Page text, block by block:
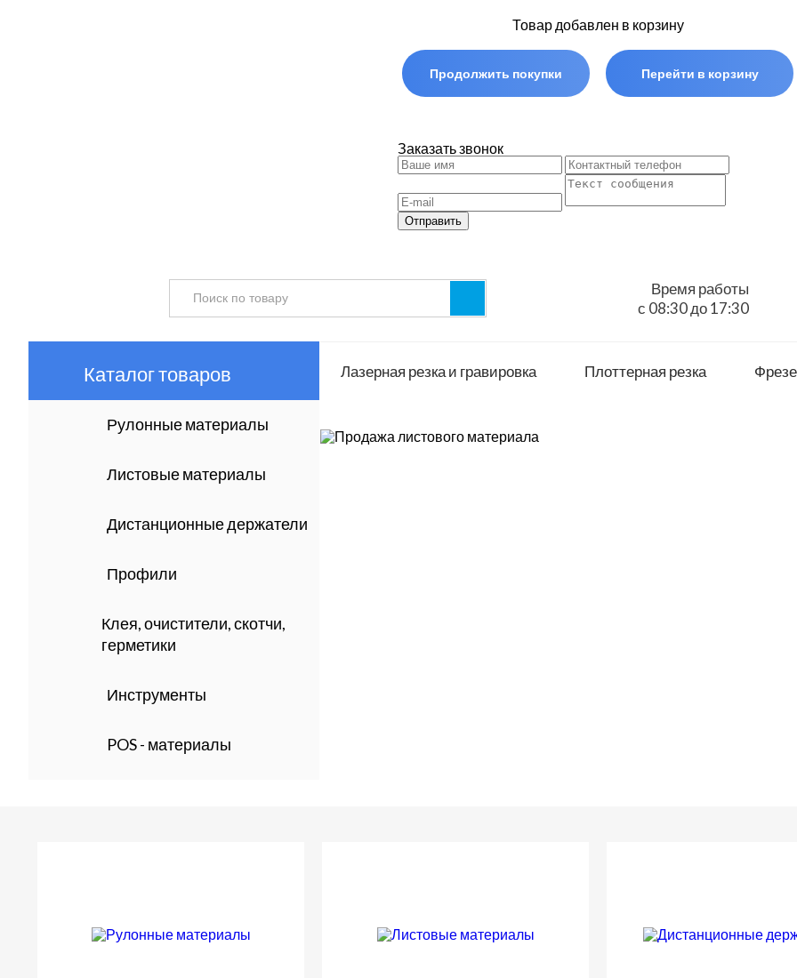
Товар добавлен в корзину
Продолжить покупки Перейти в корзину
Заказать звонок
Отправить
Время работы
с 08:30 до 17:30
Каталог товаров
Рулонные материалы
Листовые материалы
Дистанционные держатели
Профили
Клея, очистители, скотчи,
герметики
Инструменты
POS - материалы
Лазерная резка и гравировка Плоттерная резка